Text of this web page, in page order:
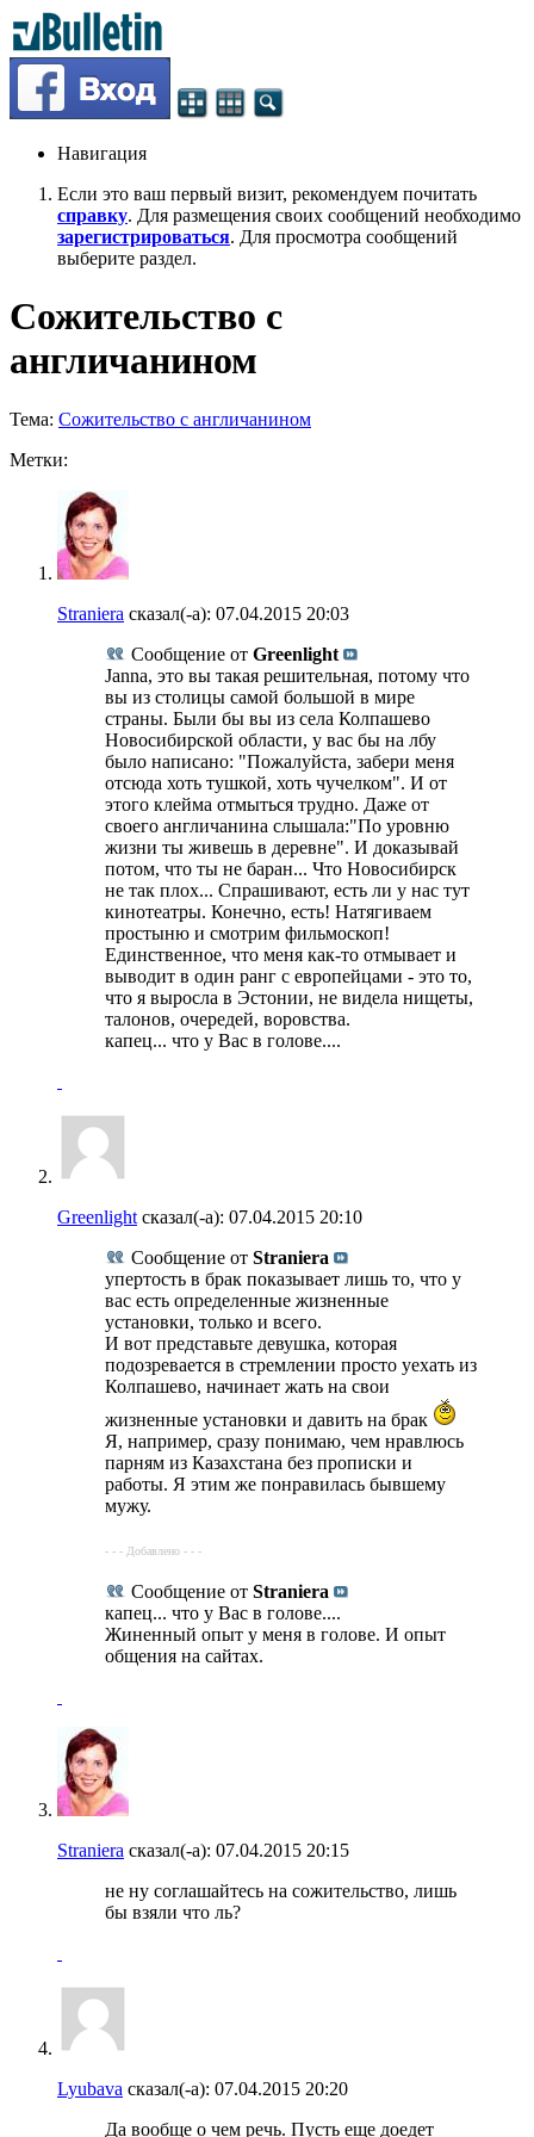
Навигация
Если это ваш первый визит, рекомендуем почитать
справку. Для размещения своих сообщений необходимо
зарегистрироваться. Для просмотра сообщений
выберите раздел.
Сожительство с
англичанином
Тема: Сожительство с англичанином
Метки:
Straniera сказал(-а): 07.04.2015 20:03
Сообщение от Greenlight
Janna, это вы такая решительная, потому что
вы из столицы самой большой в мире
страны. Были бы вы из села Колпашево
Новосибирской области, у вас бы на лбу
было написано: "Пожалуйста, забери меня
отсюда хоть тушкой, хоть чучелком". И от
этого клейма отмыться трудно. Даже от
своего англичанина слышала:"По уровню
жизни ты живешь в деревне". И доказывай
потом, что ты не баран... Что Новосибирск
не так плох... Спрашивают, есть ли у нас тут
кинотеатры. Конечно, есть! Натягиваем
простыню и смотрим фильмоскоп!
Единственное, что меня как-то отмывает и
выводит в один ранг с европейцами - это то,
что я выросла в Эстонии, не видела нищеты,
талонов, очередей, воровства.
капец... что у Вас в голове....
Greenlight сказал(-а): 07.04.2015 20:10
Сообщение от Straniera
упертость в брак показывает лишь то, что у
вас есть определенные жизненные
установки, только и всего.
И вот представьте девушка, которая
подозревается в стремлении просто уехать из
Колпашево, начинает жать на свои
жизненные установки и давить на брак
Я, например, сразу понимаю, чем нравлюсь
парням из Казахстана без прописки и
работы. Я этим же понравилась бывшему
мужу.
- - - Добавлено - - -
Сообщение от Straniera
капец... что у Вас в голове....
Жиненный опыт у меня в голове. И опыт
общения на сайтах.
Straniera сказал(-а): 07.04.2015 20:15
не ну соглашайтесь на сожительство, лишь
бы взяли что ль?
Lyubava сказал(-а): 07.04.2015 20:20
Да вообще о чем речь. Пусть еще доедет